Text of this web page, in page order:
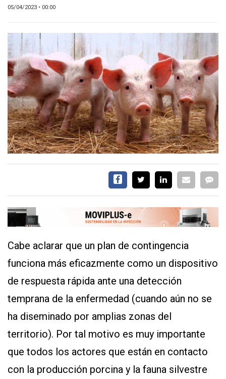
PRODUCCIÓN
TECNOLOGÍA
POLLO
AVIGE
ARGENTINA
MERCADO
SERVICIOS
TÉRMINOS
CONDICIONES
DE
MAPA
DEL
SITIO
APP
SMARTPHONE
05/04/2023 • 00:00
Cabe aclarar que un plan de contingencia
funciona más eficazmente como un dispositivo
de respuesta rápida ante una detección
temprana de la enfermedad (cuando aún no se
ha diseminado por amplias zonas del
territorio). Por tal motivo es muy importante
que todos los actores que están en contacto
con la producción porcina y la fauna silvestre